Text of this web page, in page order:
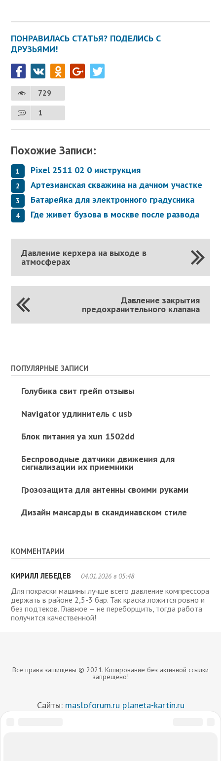
ПОНРАВИЛАСЬ СТАТЬЯ? ПОДЕЛИСЬ С
ДРУЗЬЯМИ!
729
1
Похожие Записи:
Pixel 2511 02 0 инструкция
Артезианская скважина на дачном участке
Батарейка для электронного градусника
Где живет бузова в москве после развода
Давление керхера на выходе в
атмосферах
Давление закрытия
предохранительного клапана
ПОПУЛЯРНЫЕ ЗАПИСИ
Голубика свит грейп отзывы
Navigator удлинитель с usb
Блок питания ya xun 1502dd
Беспроводные датчики движения для
сигнализации их приемники
Грозозащита для антенны своими руками
Дизайн мансарды в скандинавском стиле
КОММЕНТАРИИ
КИРИЛЛ ЛЕБЕДЕВ 04.01.2026 в 05:48
Для покраски машины лучше всего давление компрессора
держать в районе 2,5-3 бар. Так краска ложится ровно и
без подтеков. Главное — не переборщить, тогда работа
получится качественной!
Все права защищены © 2021. Копирование без активной ссылки
запрещено!
Сайты: masloforum.ru planeta-kartin.ru